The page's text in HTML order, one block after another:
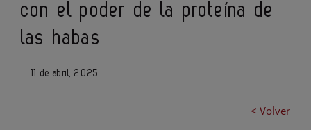
con el poder de la proteína de
las habas
11 de abril, 2025
< Volver